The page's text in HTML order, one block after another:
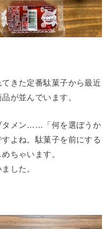
きた定番駄菓子から最近
が並んでいます。
タメン……「何を選ぼうか
よね。駄菓子を前にする
ちゃいます。
した。